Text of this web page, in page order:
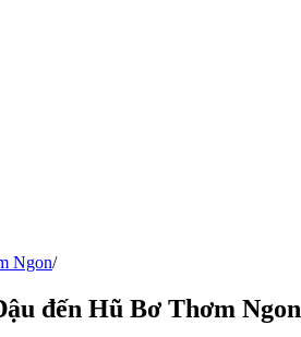
Ngon/
đến Hũ Bơ Thơm Ngon